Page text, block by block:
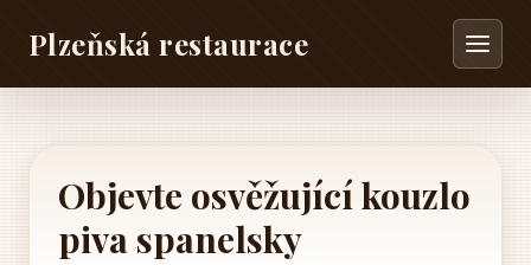
Plzeňská restaurace
Objevte osvěžující kouzlo
piva spanelsky